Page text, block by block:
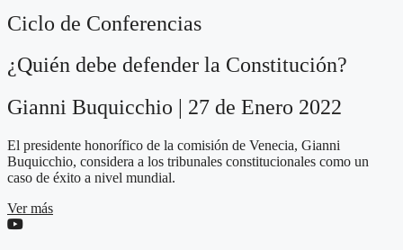
Ciclo de Conferencias
¿Quién debe defender la Constitución?
Gianni Buquicchio | 27 de Enero 2022
El presidente honorífico de la comisión de Venecia, Gianni
Buquicchio, considera a los tribunales constitucionales como un
caso de éxito a nivel mundial.
Ver más